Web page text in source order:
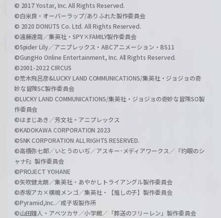
© 2017 Yostar, Inc. All Rights Reserved.
©白米良・オーバーラップ/ありふれた製作委員会
© 2020 DONUTS Co. Ltd. All Rights Reserved.
©遠藤達哉／集英社・SPY×FAMILY製作委員会
©Spider Lily／アニプレックス・ABCアニメーション・BS11
©GungHo Online Entertainment, Inc. All Rights Reserved.
©2001-2022 CIRCUS
©荒木飛呂彦&LUCKY LAND COMMUNICATIONS/集英社・ジョジョの奇
妙な冒険SC製作委員会
©LUCKY LAND COMMUNICATIONS/集英社・ジョジョの奇妙な冒険SO製
作委員会
©はまじあき／芳文社・アニプレックス
©KADOKAWA CORPORATION 2023
©SNK CORPORATION ALL RIGHTS RESERVED.
©高橋弥七郎／いとうのいぢ／アスキー･メディアワークス／『灼眼のシ
ャナF』製作委員会
©PROJECT YOHANE
©矢吹健太朗／集英社・あやかしトライアングル製作委員会
©赤坂アカ×横槍メンゴ／集英社・【推しの子】製作委員会
©Pyramid,Inc.／成子坂製作所
©山田鐘人・アベツカサ／小学館／「葬送のフリーレン」製作委員会